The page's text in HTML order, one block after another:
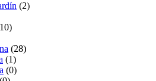
(2)
(28)
(1)
(0)